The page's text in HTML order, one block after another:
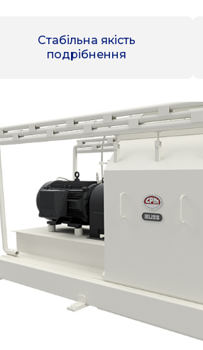
Стабільна якість
подрібнення